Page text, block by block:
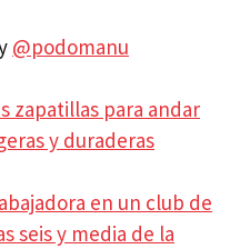
@podomanu
zapatillas para andar
y duraderas
en un club de
seis y media de la